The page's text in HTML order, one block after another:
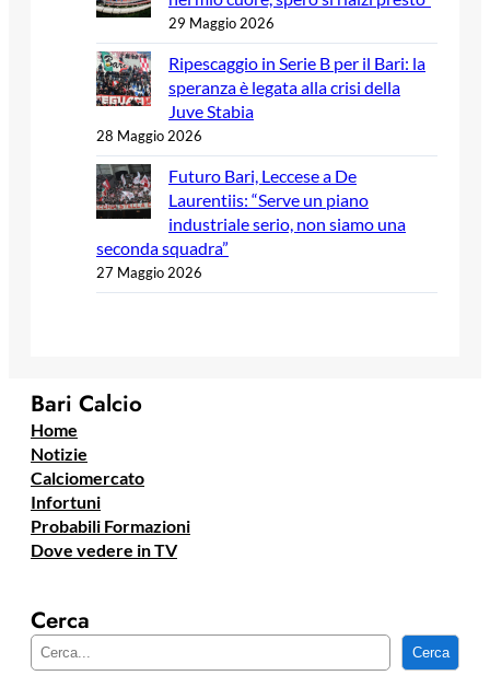
29 Maggio 2026
Ripescaggio in Serie B per il Bari: la
speranza è legata alla crisi della
Juve Stabia
28 Maggio 2026
Futuro Bari, Leccese a De
Laurentiis: “Serve un piano
industriale serio, non siamo una
seconda squadra”
27 Maggio 2026
Bari Calcio
Home
Notizie
Calciomercato
Infortuni
Probabili Formazioni
Dove vedere in TV
Cerca
e
Cerca